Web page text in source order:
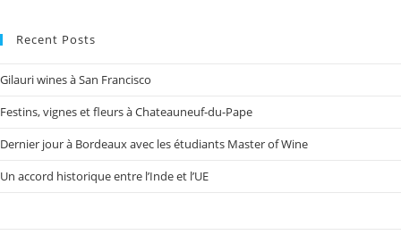
Recent Posts
Gilauri wines à San Francisco
Festins, vignes et fleurs à Chateauneuf-du-Pape
Dernier jour à Bordeaux avec les étudiants Master of Wine
Un accord historique entre l’Inde et l’UE